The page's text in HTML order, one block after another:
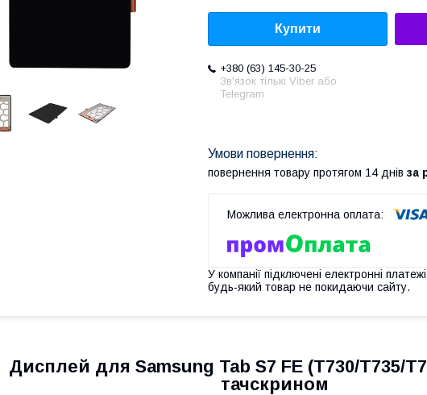
Купити
+380 (63) 145-30-25
Зв'язок тількі Viber або
Telegram
повернення товару протягом 14 днів за
У компанії підключені електронні
будь-який товар не покидаючи сайту.
Дисплей для Samsung Tab S7 FE (T730/T735/
тачскрином